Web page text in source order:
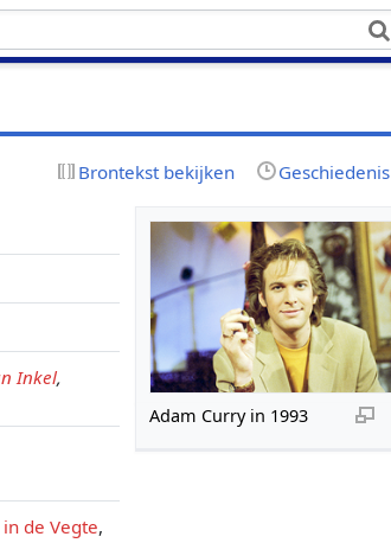
Brontekst bekijken Geschiedenis
Adam Curry in 1993
Inkel,
de Vegte,